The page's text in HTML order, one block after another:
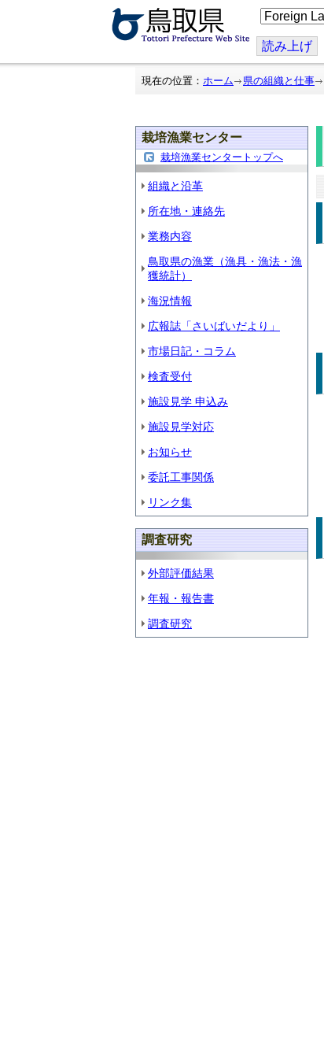
こ
の
ジ
を
翻
読み上げ
現在の位置： ホーム 県の組織と仕事
栽培漁業センター
栽培漁業センタートップへ
組織と沿革
所在地・連絡先
業務内容
鳥取県の漁業（漁具・漁法・漁
獲統計）
海況情報
広報誌「さいばいだより」
市場日記・コラム
検査受付
施設見学 申込み
施設見学対応
お知らせ
委託工事関係
リンク集
調査研究
外部評価結果
年報・報告書
調査研究